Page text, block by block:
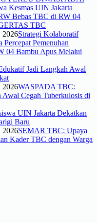
2026Strategi Kolaboratif
Pemenuhan
04 Bambu Apus Melalui
2026WASPADA TBC:
Cegah Tuberkulosis di
2026SEMAR TBC: Upaya
Kader TBC dengan Warga